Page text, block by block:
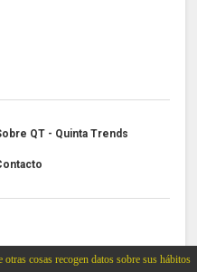
cosas recogen datos sobre sus hábitos
QT - Quinta Trends